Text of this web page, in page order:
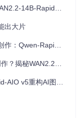
AllInOne平民化解决方案
出大片
Rapid-AIO的开源革命
AllInOne的突破性技术
效率，企业级应用提速300%